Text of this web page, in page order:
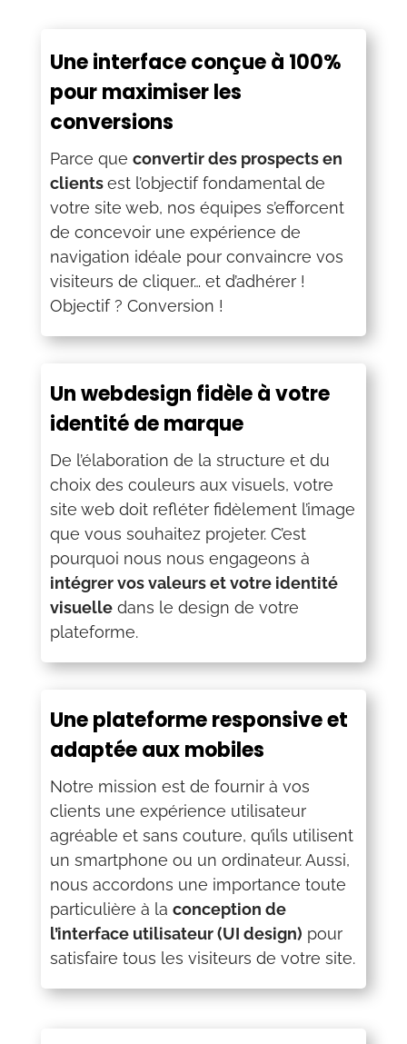
Une interface conçue à 100%
pour maximiser les
conversions
Parce que convertir des prospects en
clientsest l’objectif fondamental de
votre site web, nos équipes s’efforcent
de concevoir une expérience de
navigation idéale pour convaincre vos
visiteurs de cliquer… et d’adhérer !
Objectif ? Conversion !
Un webdesign fidèle à votre
identité de marque
De l’élaboration de la structure et du
choix des couleurs aux visuels, votre
site web doit refléter fidèlement l’image
que vous souhaitez projeter. C’est
pourquoi nous nous engageons à
intégrer vos valeurs et votre identité
visuelledans le design de votre
plateforme.
Une plateforme responsive et
adaptée aux mobiles
Notre mission est de fournir à vos
clients une expérience utilisateur
agréable et sans couture, qu’ils utilisent
un smartphone ou un ordinateur. Aussi,
nous accordons une importance toute
particulière à la conception de
l’interface utilisateur (UI design) pour
satisfaire tous les visiteurs de votre site.